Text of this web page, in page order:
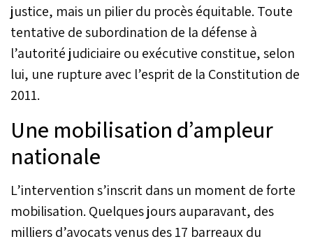
dans les prochains jours,
réaffirmant leur volonté de
poursuivre le mouvement
sans recul. Une
détermination affichée
de rejeter au nom de
système judiciaire.
justice, mais un pilier du procès équitable. Toute
tentative de subordination de la défense à
l’autorité judiciaire ou exécutive constitue, selon
lui, une rupture avec l’esprit de la Constitution de
2011.
Une mobilisation d’ampleur
nationale
L’intervention s’inscrit dans un moment de forte
mobilisation. Quelques jours auparavant, des
milliers d’avocats venus des 17 barreaux du